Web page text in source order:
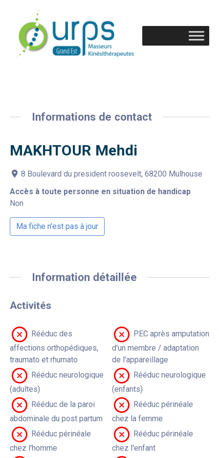
Informations de contact
MAKHTOUR Mehdi
8 Boulevard du president roosevelt, 68200 Mulhouse
Accès à toute personne en situation de handicap
Non
Ma fiche n'est pas à jour
Information détaillée
Activités
Rééduc des
affections orthopédiques,
traumato et rhumato
PEC après amputation
d'un membre / adaptation
de l'appareillage
Rééduc neurologique
(adultes)
Rééduc neurologique
(enfants)
Rééduc de la paroi
abdominale du post partum
Rééduc périnéale
chez la femme
Rééduc périnéale
chez l'homme
Rééduc périnéale
chez l'enfant